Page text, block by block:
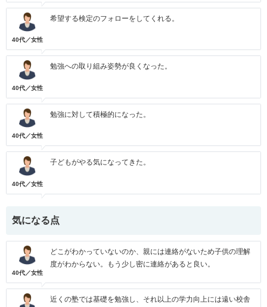
40代／女性
希望する検定のフォローをしてくれる。
40代／女性
勉強への取り組み姿勢が良くなった。
40代／女性
勉強に対して積極的になった。
40代／女性
子どもがやる気になってきた。
気になる点
40代／女性
どこがわかっていないのか、親には連絡がないため子供の理解
度がわからない。もう少し密に連絡があると良い。
近くの塾では基礎を勉強し、それ以上の学力向上には遠い校舎